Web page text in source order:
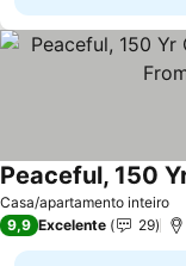
Casa/apartamento inteiro
Ver preços
9,9 Excelente 29